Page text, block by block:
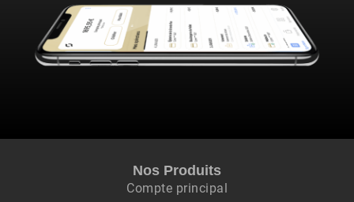
Nos Produits
Compte principal